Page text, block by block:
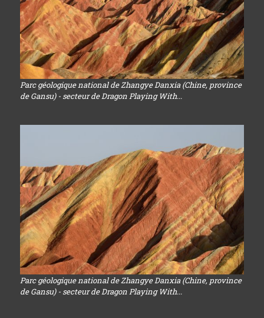
Parc géologique national de Zhangye Danxia (Chine, province
de Gansu) - secteur de Dragon Playing With...
Parc géologique national de Zhangye Danxia (Chine, province
de Gansu) - secteur de Dragon Playing With...